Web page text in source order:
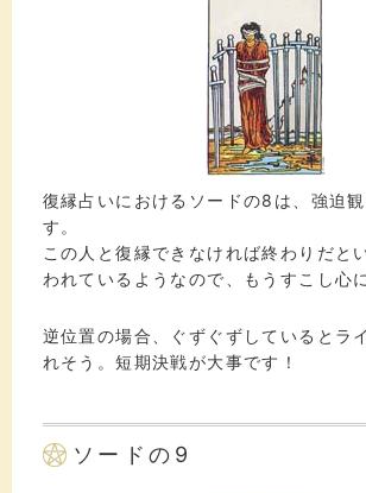
復縁占いにおけるソードの8は、強迫
す。
この人と復縁できなければ終わりだと
われているようなので、もうすこし心
逆位置の場合、ぐずぐずしているとラ
れそう。短期決戦が大事です！
ソードの9